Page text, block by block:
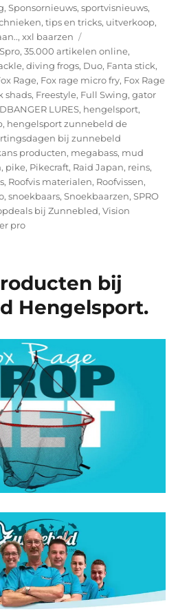
,Sponsornieuws,sportvisnieuws,
,tips en tricks, uitverkoop,
,xxl baarzen
,35.000 artikelen online,
,diving frogs, Duo, Fanta stick,
Rage, Fox rage micro fry, Fox Rage
shads, Freestyle, Full Swing,gator
LURES, hengelsport,
, hengelsport zunnebeld de
bij zunnebeld
producten, megabass, mud
, pike, Pikecraft, Raid Japan, reins,
, Roofvis materialen, Roofvissen,
,snoekbaars,Snoekbaarzen,SPRO
bij Zunnebled,Vision
pro
bij
Hengelsport.